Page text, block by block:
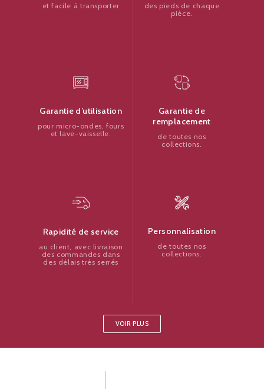
et facile à transporter
des pieds de chaque
pièce.
Garantie d’utilisation
pour micro-ondes, fours
et lave-vaisselle.
Garantie de
remplacement
de toutes nos
collections.
Rapidité de service
au client, avec livraison
des commandes dans
des délais très serrés
Personnalisation
de toutes nos
collections.
VOIR PLUS